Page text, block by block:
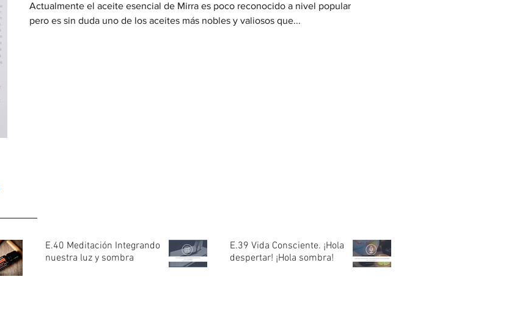
Actualmente el aceite esencial de Mirra es poco reconocido a nivel popular
pero es sin duda uno de los aceites más nobles y valiosos que...
E.40 Meditación Integrando
nuestra luz y sombra
E.39 Vida Consciente. ¡Hola
despertar! ¡Hola sombra!